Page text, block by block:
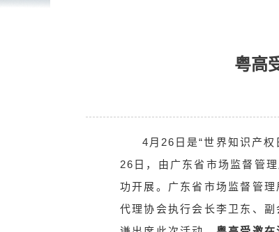
粤高
4月26日是“世界知识产权
26日，由广东省市场监督管
功开展。广东省市场监督管
代理协会执行会长李卫东、